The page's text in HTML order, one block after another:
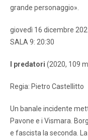
grande personaggio».
giovedì 16 dicembre
SALA 9: 20:30
I predatori (2020, 109
Regia: Pietro Castellitto
Un banale incidente
Pavone e i Vismara.
e fascista la seconda.